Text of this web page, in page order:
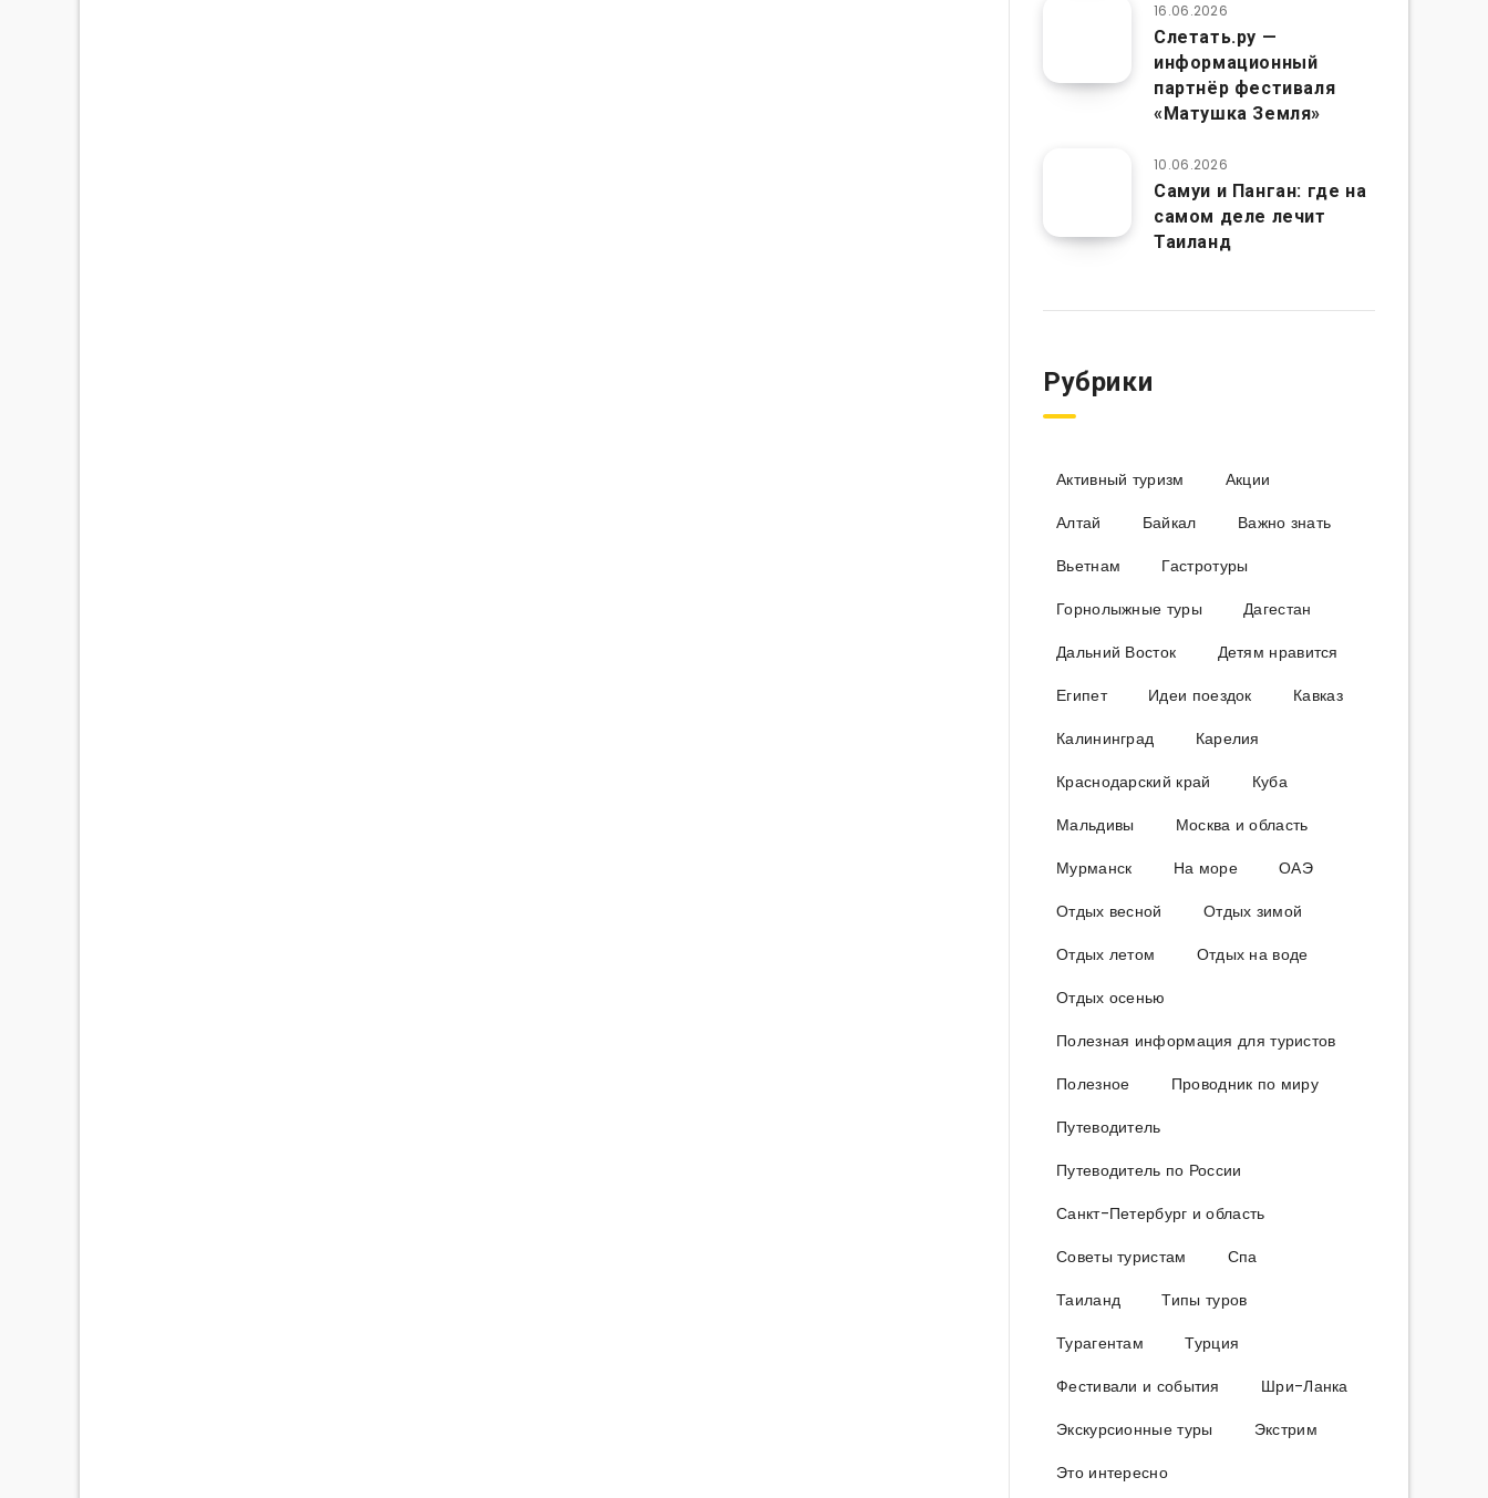
16.06.2026
Слетать.ру —
информационный
партнёр фестиваля
«Матушка Земля»
10.06.2026
Самуи и Панган: где на
самом деле лечит
Таиланд
Рубрики
Активный туризм
Акции
Алтай
Байкал
Важно знать
Вьетнам
Гастротуры
Горнолыжные туры
Дагестан
Дальний Восток
Детям нравится
Египет
Идеи поездок
Кавказ
Калининград
Карелия
Краснодарский край
Куба
Мальдивы
Москва и область
Мурманск
На море
ОАЭ
Отдых весной
Отдых зимой
Отдых летом
Отдых на воде
Отдых осенью
Полезная информация для туристов
Полезное
Проводник по миру
Путеводитель
Путеводитель по России
Санкт-Петербург и область
Советы туристам
Спа
Таиланд
Типы туров
Турагентам
Турция
Фестивали и события
Шри-Ланка
Экскурсионные туры
Экстрим
Это интересно